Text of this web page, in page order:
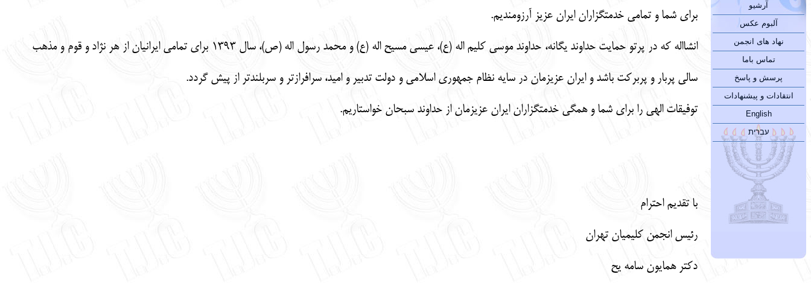
آرشیو
آلبوم عکس
نهاد های انجمن
تماس باما
پرسش و پاسخ
انتقادات و پیشنهادات
English
עברית
برای شما و تمامی خدمتگزاران ایران عزیز آرزومندیم.
انشااله که در پرتو حمایت حداوند یگانه، حداوند موسی کلیم اله (ع)، عیسی مسیح اله (ع) و محمد رسول اله (ص)، سال 1393 برای تمامی ایرانیان از هر نژاد و قوم و مذهب
سالی پربار و پربرکت باشد و ایران عزیزمان در سایه نظام جمهوری اسلامی و دولت تدبیر و امید، سرافرازتر و سربلندتر از پیش گردد.
توفیقات الهی را برای شما و همگی خدمتگزاران ایران عزیزمان از حداوند سبحان خواستاریم.
با تقدیم احترام
رئیس انجمن کلیمیان تهران
دکتر همایون سامه یح